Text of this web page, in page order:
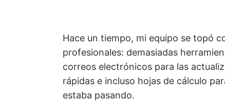
Hace un tiempo, mi equipo se topó
profesionales: demasiadas
correos electrónicos para las
rápidas e incluso hojas de cálculo
estaba pasando.